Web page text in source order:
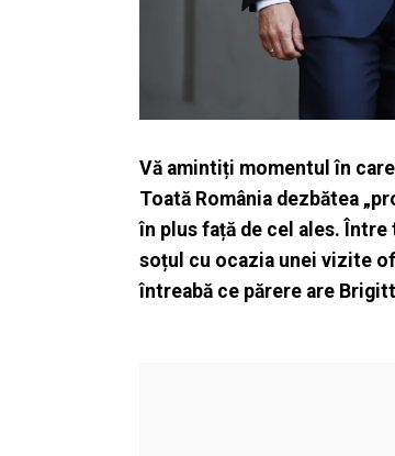
Vă amintiți momentul în
Toată România dezbătea
în plus față de cel ales.
soțul cu ocazia unei vizite
întreabă ce părere are